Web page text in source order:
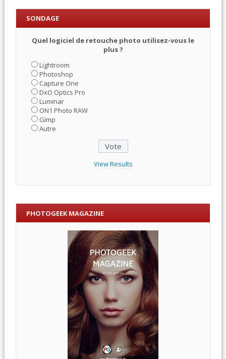
SONDAGE
Quel logiciel de retouche photo utilisez-vous le
plus ?
Lightroom
Photoshop
Capture One
DxO Optics Pro
Luminar
ON1 Photo RAW
Gimp
Autre
View Results
PHOTOGEEK MAGAZINE